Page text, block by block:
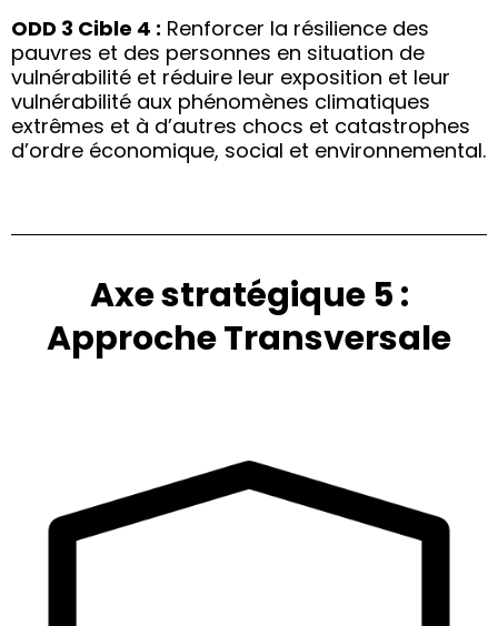
ODD 3 Cible 4 : Renforcer la résilience des
pauvres et des personnes en situation de
vulnérabilité et réduire leur exposition et leur
vulnérabilité aux phénomènes climatiques
extrêmes et à d’autres chocs et catastrophes
d’ordre économique, social et environnemental.
Axe stratégique 5 :
Approche Transversale